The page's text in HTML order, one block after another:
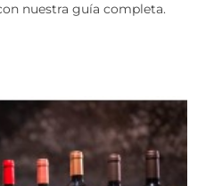
nuestra guía completa.